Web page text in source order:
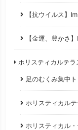
【抗ウイルス】
【金運、豊かさ
ホリスティカルテラ
足のむくみ集中
ホリスティカル
ホリスティカル